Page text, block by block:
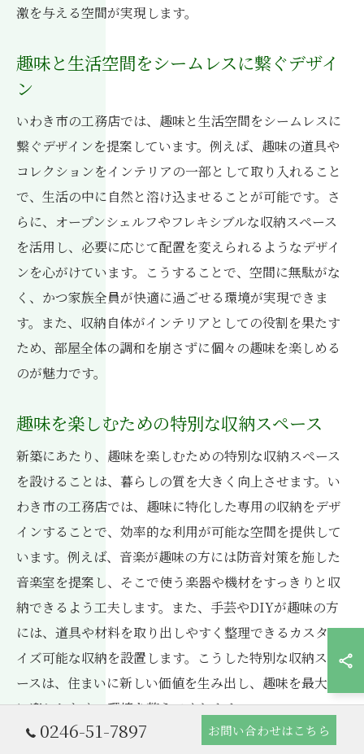
激を与える空間が実現します。
趣味と生活空間をシームレスに繋ぐデザイ
ン
いわき市の工務店では、趣味と生活空間をシームレスに
繋ぐデザインを提案しています。例えば、趣味の道具や
コレクションをインテリアの一部として取り入れること
で、生活の中に自然と溶け込ませることが可能です。さ
らに、オープンシェルフやフレキシブルな収納スペース
を活用し、必要に応じて配置を変えられるようなデザイ
ンを心がけています。こうすることで、空間に無駄がな
く、かつ家族全員が快適に過ごせる環境が実現できま
す。また、収納自体がインテリアとしての役割を果たす
ため、部屋全体の調和を崩さずに個々の趣味を楽しめる
のが魅力です。
趣味を楽しむための特別な収納スペース
新築にあたり、趣味を楽しむための特別な収納スペース
を設けることは、暮らしの質を大きく向上させます。い
わき市の工務店では、趣味に特化した専用の収納をデザ
インすることで、効率的な利用が可能な空間を提供して
います。例えば、音楽が趣味の方には防音対策を施した
音楽室を提案し、そこで使う楽器や機材をすっきりと収
納できるよう工夫します。また、手芸やDIYが趣味の方
には、道具や材料を取り出しやすく整理できるカスタマ
イズ可能な収納を設置します。こうした特別な収納スペ
ースは、住まいに新しい価値を生み出し、趣味を最大限
に楽しむための環境を整えてくれます。
0246-51-7897 お問い合わせはこちら